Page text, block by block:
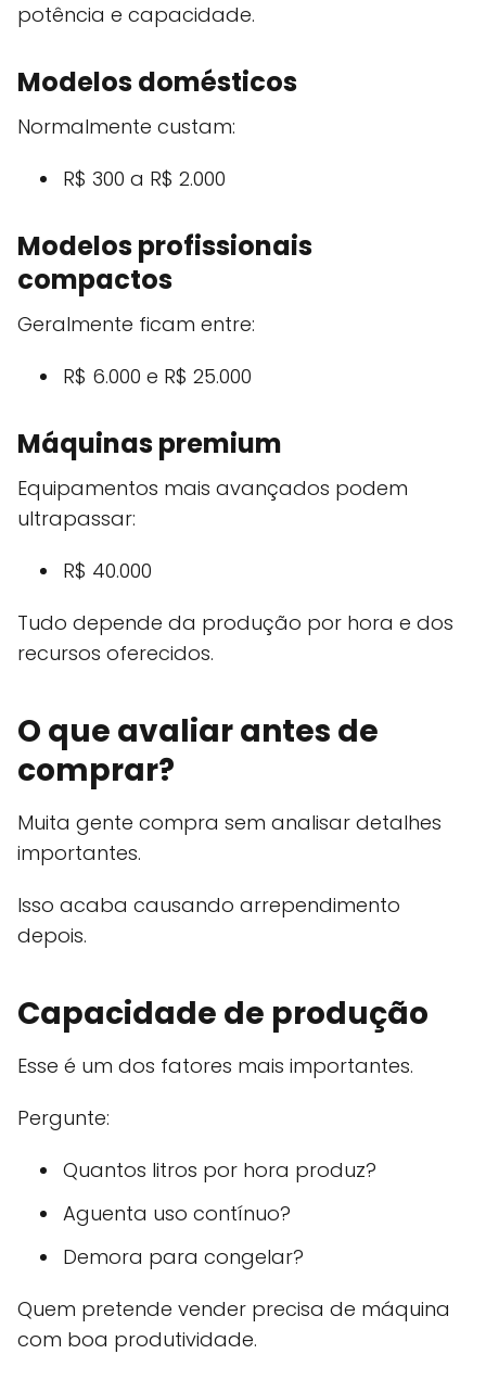
potência e capacidade.
Modelos domésticos
Normalmente custam:
R$ 300 a R$ 2.000
Modelos profissionais
compactos
Geralmente ficam entre:
R$ 6.000 e R$ 25.000
Máquinas premium
Equipamentos mais avançados podem
ultrapassar:
R$ 40.000
Tudo depende da produção por hora e dos
recursos oferecidos.
O que avaliar antes de
comprar?
Muita gente compra sem analisar detalhes
importantes.
Isso acaba causando arrependimento
depois.
Capacidade de produção
Esse é um dos fatores mais importantes.
Pergunte:
Quantos litros por hora produz?
Aguenta uso contínuo?
Demora para congelar?
Quem pretende vender precisa de máquina
com boa produtividade.